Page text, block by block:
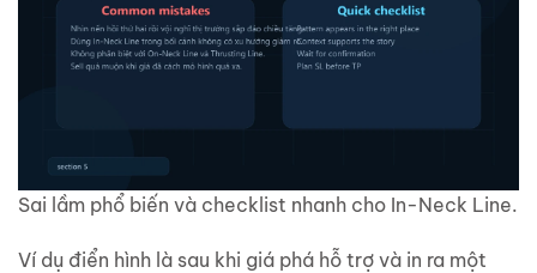
Sai lầm phổ biến và checklist nhanh cho In-Neck Line.
Ví dụ điển hình là sau khi giá phá hỗ trợ và in ra một